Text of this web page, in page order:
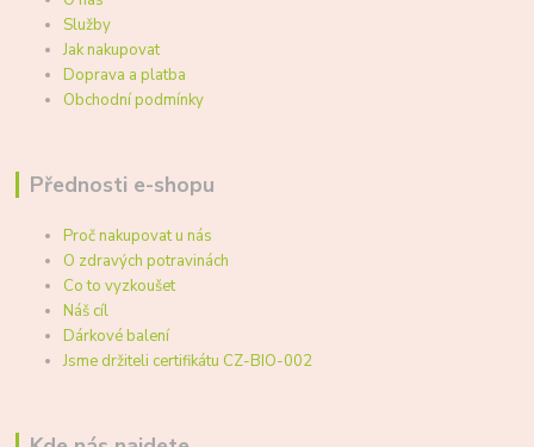
Služby
Jak nakupovat
Doprava a platba
Obchodní podmínky
Přednosti e-shopu
Proč nakupovat u nás
O zdravých potravinách
Co to vyzkoušet
Náš cíl
Dárkové balení
Jsme držiteli certifikátu CZ-BIO-002